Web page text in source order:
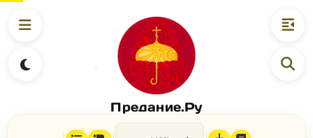
Предание.Ру